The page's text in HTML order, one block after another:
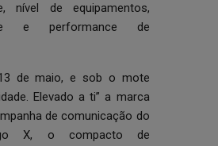
nível de equipamentos,
e performance de
de maio, e sob o mote
Elevado a ti” a marca
de comunicação do
X, o compacto de